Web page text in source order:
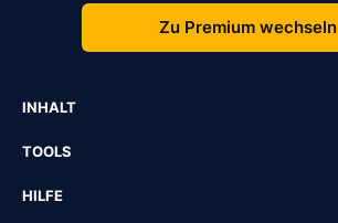
Zu Premium wechseln
INHALT
TOOLS
HILFE